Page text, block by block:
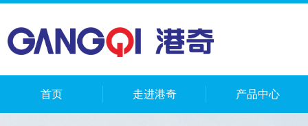
首页 走进港奇 产品中心